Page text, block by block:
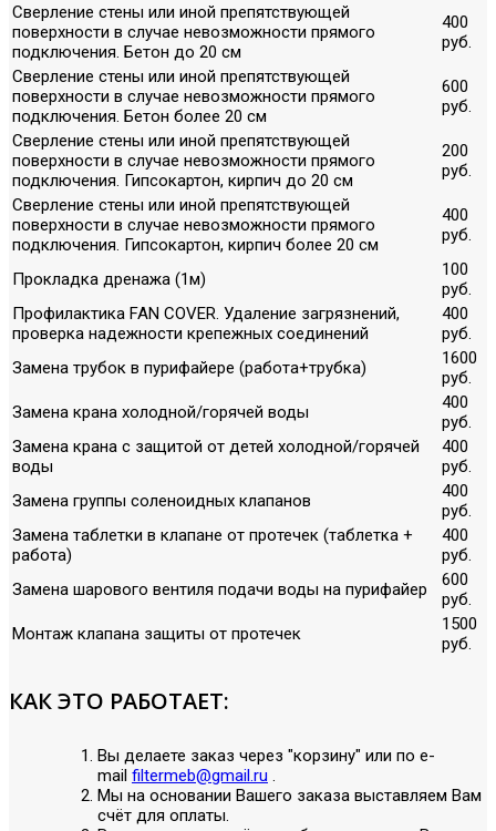
Сверление стены или иной препятствующей
поверхности в случае невозможности прямого
подключения. Бетон до 20 см
400
руб.
Сверление стены или иной препятствующей
поверхности в случае невозможности прямого
подключения. Бетон более 20 см
600
руб.
Сверление стены или иной препятствующей
поверхности в случае невозможности прямого
подключения. Гипсокартон, кирпич до 20 см
200
руб.
Сверление стены или иной препятствующей
поверхности в случае невозможности прямого
подключения. Гипсокартон, кирпич более 20 см
400
руб.
Прокладка дренажа (1м)
100
руб.
Профилактика FAN COVER. Удаление загрязнений,
проверка надежности крепежных соединений
400
руб.
Замена трубок в пурифайере (работа+трубка)
1600
руб.
Замена крана холодной/горячей воды
400
руб.
Замена крана с защитой от детей холодной/горячей
воды
400
руб.
Замена группы соленоидных клапанов
400
руб.
Замена таблетки в клапане от протечек (таблетка +
работа)
400
руб.
Замена шарового вентиля подачи воды на пурифайер
600
руб.
Монтаж клапана защиты от протечек
1500
руб.
КАК ЭТО РАБОТАЕТ:
Вы делаете заказ через "корзину" или по е-
mail filtermeb@gmail.ru .
Мы на основании Вашего заказа выставляем Вам
счёт для оплаты.